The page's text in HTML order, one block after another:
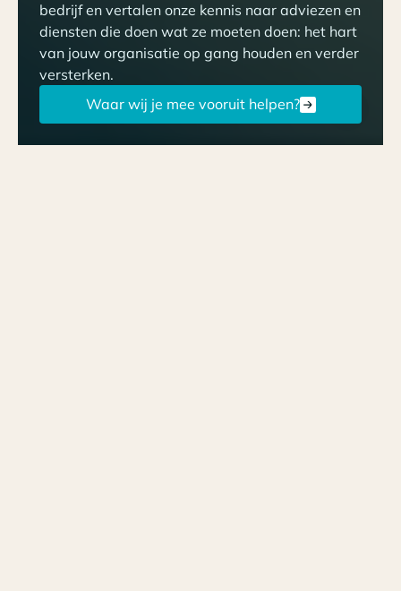
bedrijf en vertalen onze kennis naar adviezen en
diensten die doen wat ze moeten doen: het hart
van jouw organisatie op gang houden en verder
versterken.
Waar wij je mee vooruit helpen?